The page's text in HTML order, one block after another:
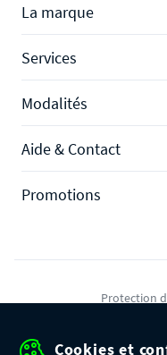
La marque
Services
Modalités
Aide & Contact
Promotions
Protection
Cookies et